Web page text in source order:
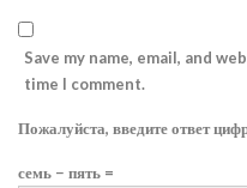
Save my name, email, and
time I comment.
Пожалуйста, введите ответ
семь − пять =